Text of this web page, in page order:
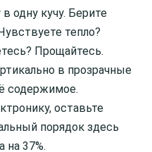
одну кучу. Берите
тепло?
Прощайтесь.
в прозрачные
содержимое.
оставьте
порядок здесь
на 37%.